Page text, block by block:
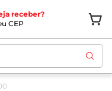
receber?
CEP
12/08